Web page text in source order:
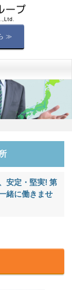
≫
安定・堅実! 第
緒に働きませ